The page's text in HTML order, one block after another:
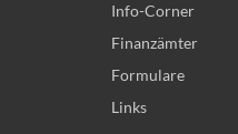
Info-Corner
Finanzämter
Formulare
Links